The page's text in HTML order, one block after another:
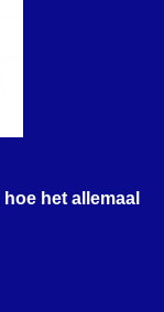
hoe het allemaal